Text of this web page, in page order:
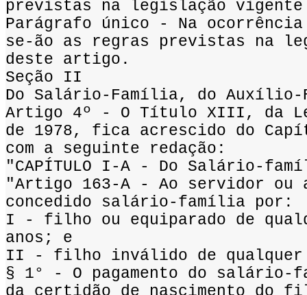
previstas na legislação
Parágrafo único - Na
se-ão as regras previstas na
deste artigo.
Seção II
Do Salário-Família, do Auxílio-
Artigo 4º - O Título XIII, da Lei
de 1978, fica acrescido do
com a seguinte redação:
"CAPÍTULO I-A - Do Salário-
"Artigo 163-A - Ao servidor ou
concedido salário-família por:
I - filho ou equiparado de
anos; e
II - filho inválido de qualquer
§ 1° - O pagamento do salário-